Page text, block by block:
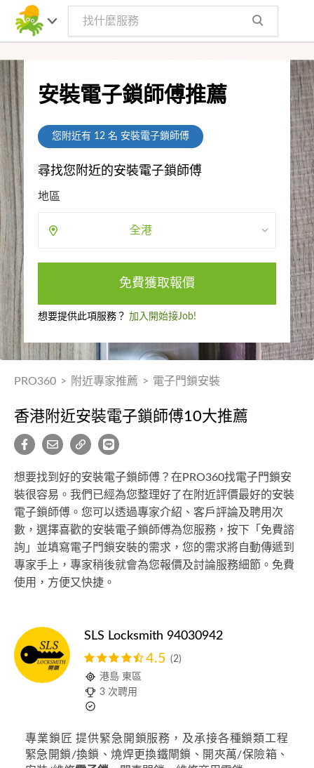
安裝電子鎖師傅推薦
您附近有 12名 安裝電子鎖師傅
尋找您附近的安裝電子鎖師傅
地區
全港
免費獲取報價
想要提供此項服務？ 加入開始接Job!
PRO360 > 附近專家推薦 > 電子門鎖安裝
香港附近安裝電子鎖師傅10大推薦
想要找到好的安裝電子鎖師傅？在PRO360找電子門鎖安
裝很容易。我們已經為您整理好了在附近評價最好的安裝
電子鎖師傅。您可以透過專家介紹、客戶評論及聘用次
數，選擇喜歡的安裝電子鎖師傅為您服務，按下「免費諮
詢」並填寫電子門鎖安裝的需求，您的需求將自動傳遞到
專家手上，專家稍後就會為您報價及討論服務細節。免費
使用，方便又快捷。
SLS Locksmith 94030942
4.5 (2)
港島 東區
3 次聘用
專業鎖匠 提供緊急開鎖服務，及承接各種鎖類工程
緊急開鎖/換鎖、燒焊更換鐵閘鎖、開夾萬/保險箱、